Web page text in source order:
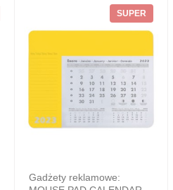
SUPER
Gadżety reklamowe: